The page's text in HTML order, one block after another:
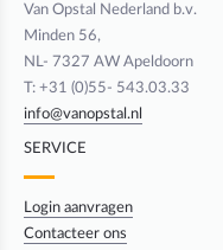
Van Opstal Nederland b.v.
Minden 56,
NL- 7327 AW Apeldoorn
T: +31 (0)55- 543.03.33
info@vanopstal.nl
SERVICE
Login aanvragen
Contacteer ons